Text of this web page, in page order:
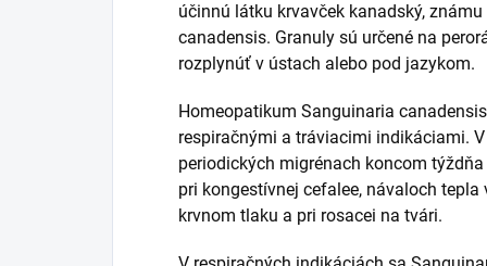
účinnú látku krvavček kanadský,
canadensis. Granuly sú určené na
rozplynúť v ústach alebo pod jazykom.
Homeopatikum Sanguinaria
respiračnými a tráviacimi indikáciami.
periodických migrénach koncom
pri kongestívnej cefalee, návaloch
krvnom tlaku a pri rosacei na tvári.